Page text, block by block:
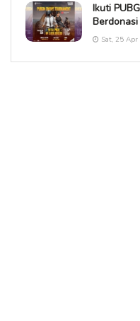
Ikuti
Sat, 25 Apr